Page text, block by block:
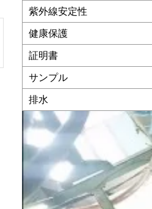
紫外線安定性
健康保護
証明書
サンプル
排水